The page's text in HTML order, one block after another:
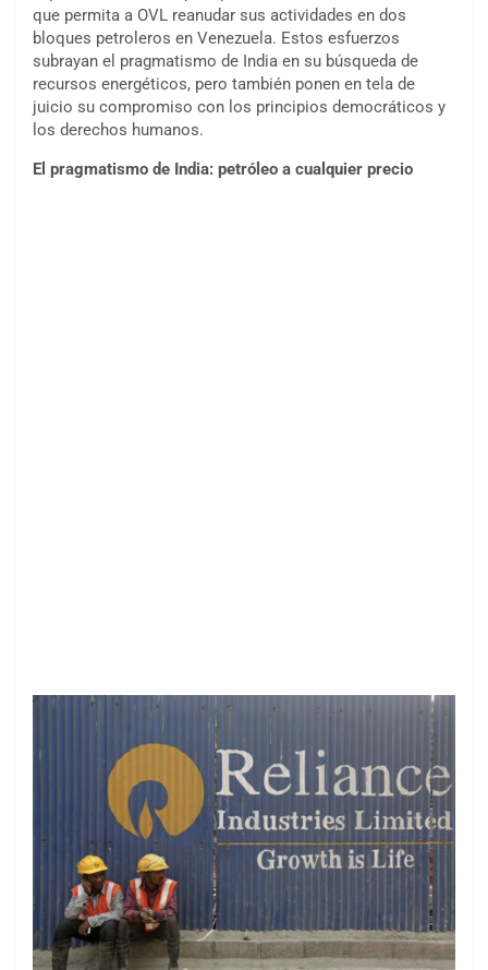
que permita a OVL reanudar sus actividades en dos
bloques petroleros en Venezuela. Estos esfuerzos
subrayan el pragmatismo de India en su búsqueda de
recursos energéticos, pero también ponen en tela de
juicio su compromiso con los principios democráticos y
los derechos humanos.
El pragmatismo de India: petróleo a cualquier precio